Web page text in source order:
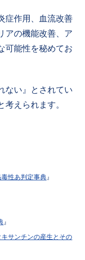
症作用、血流改善
アの機能改善、ア
可能性を秘めてお
ない』とされてい
えられます。
性あ判定事典 』
』
サンチンの産生とその